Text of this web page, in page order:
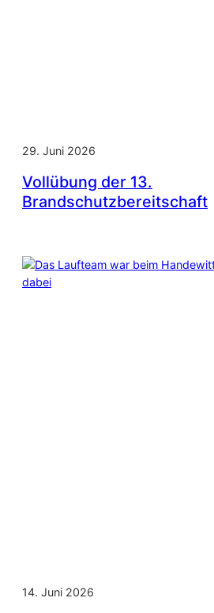
29. Juni 2026
Vollübung der 13.
Brandschutzbereitschaft
14. Juni 2026